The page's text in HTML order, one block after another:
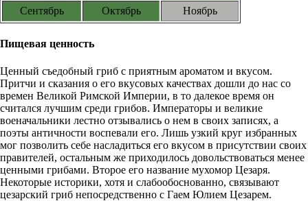
Сентябрь
Октябрь Ноябрь
Пищевая ценность
Ценный съедобный гриб с приятным ароматом и вкусом.
Притчи и сказания о его вкусовых качествах дошли до нас со
времен Великой Римской Империи, в то далекое время он
считался лучшим среди грибов. Императоры и великие
военачальники лестно отзывались о нем в своих записях, а
поэты античности воспевали его. Лишь узкий круг избранных
мог позволить себе насладиться его вкусом в присутствии своих
правителей, остальным же приходилось довольствоваться менее
ценными грибами. Второе его название мухомор Цезаря.
Некоторые историки, хотя и слабообоснованно, связывают
цезарский гриб непосредственно с Гаем Юлием Цезарем.